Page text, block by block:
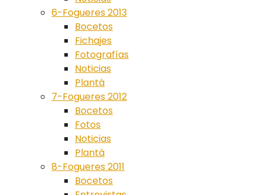
6-Fogueres 2013
Bocetos
Fichajes
Fotografías
Noticias
Plantà
7-Fogueres 2012
Bocetos
Fotos
Noticias
Plantà
8-Fogueres 2011
Bocetos